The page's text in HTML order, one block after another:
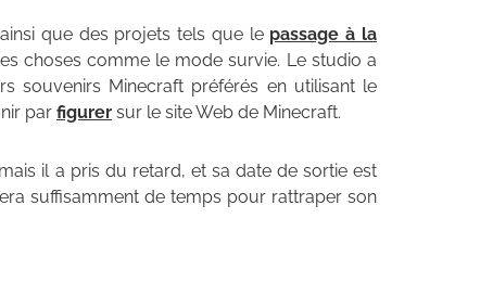
que des projets tels que le passage à la
choses comme le mode survie. Le studio a
souvenirs Minecraft préférés en utilisant le
par figurer sur le site Web de Minecraft.
il a pris du retard, et sa date de sortie est
suffisamment de temps pour rattraper son